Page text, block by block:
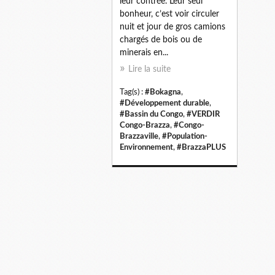
bonheur, c’est voir circuler
nuit et jour de gros camions
chargés de bois ou de
minerais en...
Lire la suite
Tag(s) : #Bokagna,
#Développement durable,
#Bassin du Congo, #VERDIR
Congo-Brazza, #Congo-
Brazzaville, #Population-
Environnement, #BrazzaPLUS